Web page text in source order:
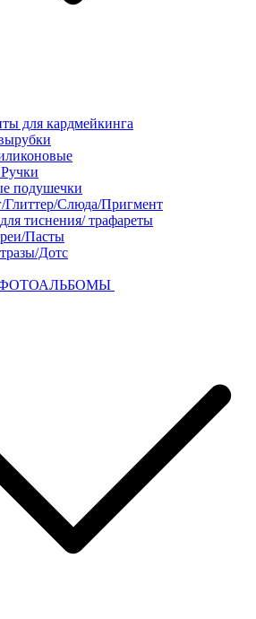
для кардмейкинга
подушечки
Глиттер/Слюда/Пригмент
тиснения/ трафареты
Пасты
Дотс
ФОТОАЛЬБОМЫ